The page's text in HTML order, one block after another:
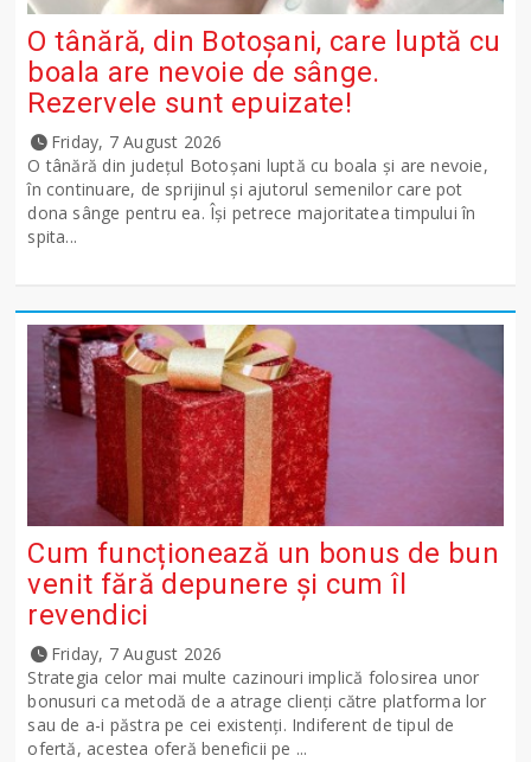
O tânără, din Botoșani, care luptă cu
boala are nevoie de sânge.
Rezervele sunt epuizate!
Friday, 7 August 2026
O tânără din județul Botoșani luptă cu boala și are nevoie,
în continuare, de sprijinul și ajutorul semenilor care pot
dona sânge pentru ea. Își petrece majoritatea timpului în
spita...
Cum funcționează un bonus de bun
venit fără depunere și cum îl
revendici
Friday, 7 August 2026
Strategia celor mai multe cazinouri implică folosirea unor
bonusuri ca metodă de a atrage clienți către platforma lor
sau de a-i păstra pe cei existenți. Indiferent de tipul de
ofertă, acestea oferă beneficii pe ...